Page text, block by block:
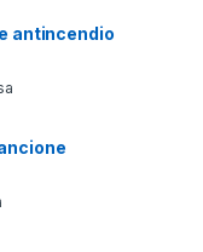
antincendio